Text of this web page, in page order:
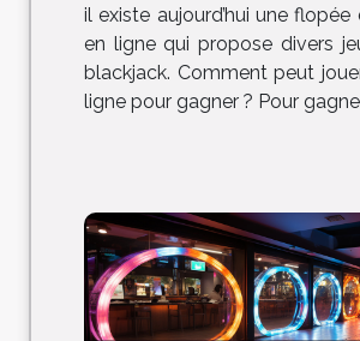
il existe aujourd’hui une flopée
en ligne qui propose divers
blackjack. Comment peut
ligne pour gagner ? Pour